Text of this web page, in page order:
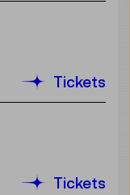
Tickets
Tickets